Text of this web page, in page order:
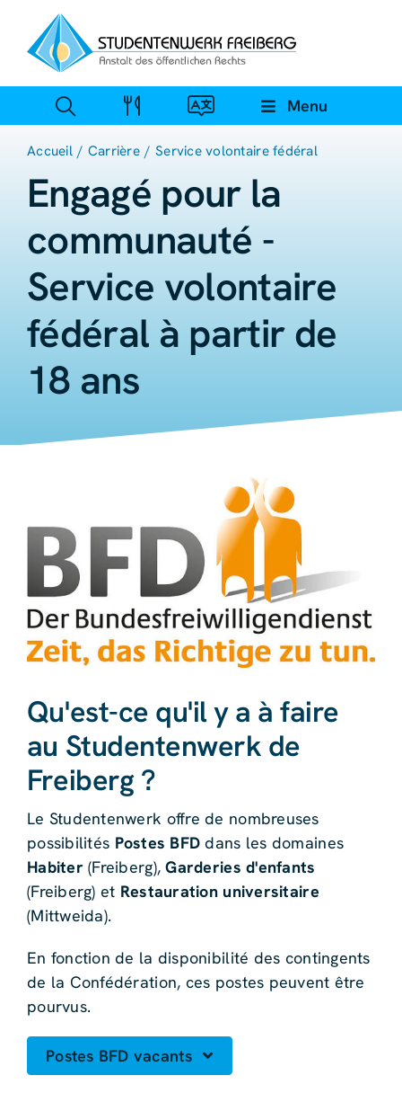
content
Menu
Accueil Carrière Service volontaire fédéral
Engagé pour la
communauté -
Service volontaire
fédéral à partir de
18 ans
Qu'est-ce qu'il y a à faire
au Studentenwerk de
Freiberg ?
Le Studentenwerk offre de nombreuses
possibilités Postes BFD dans les domaines
Habiter(Freiberg), Garderies d'enfants
(Freiberg) et Restauration universitaire
(Mittweida).
En fonction de la disponibilité des contingents
de la Confédération, ces postes peuvent être
pourvus.
Postes BFD vacants